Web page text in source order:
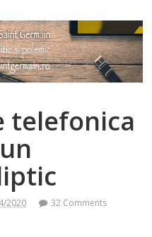
telefonica
2020 32 Comments